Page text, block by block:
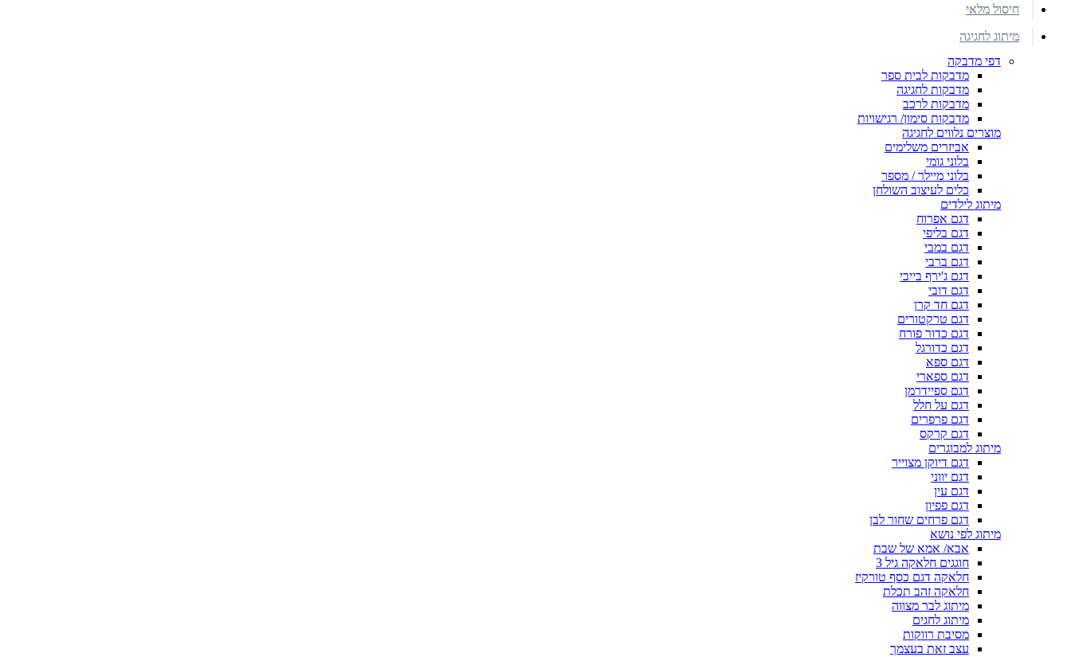
חיסול מלאי
מיתוג לחגיגה
דפי מדבקה
מדבקות לבית ספר
מדבקות לחגיגה
מדבקות לרכב
מדבקות סימון/ רגישויות
מוצרים נלווים לחגיגה
אביזרים משלימים
בלוני גומי
בלוני מיילר / מספר
כלים לעיצוב השולחן
מיתוג לילדים
דגם אפרוח
דגם בליפי
דגם במבי
דגם ברבי
דגם ג'ירף בייבי
דגם דובי
דגם חד קרן
דגם טרקטורים
דגם כדור פורח
דגם כדורגל
דגם ספא
דגם ספארי
דגם ספיידרמן
דגם על חלל
דגם פרפרים
דגם קרקס
מיתוג למבוגרים
דגם דיוקן מצוייר
דגם יווני
דגם עין
דגם פפיון
דגם פרחים שחור לבן
מיתוג לפי נושא
אבא/ אמא של שבת
חוגגים חלאקה גיל 3
חלאקה דגם כסף טורקיז
חלאקה זהב תכלת
מיתוג לבר מצווה
מיתוג לחגים
מסיבת רווקות
עצב זאת בעצמך